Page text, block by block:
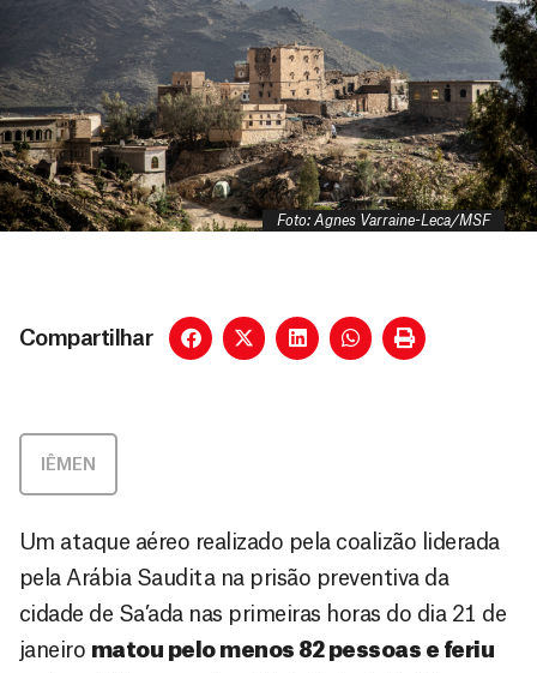
Foto: Agnes Varraine-Leca/MSF
Compartilhar
IÊMEN
Um ataque aéreo realizado pela coalizão liderada
pela Arábia Saudita na prisão preventiva da
cidade de Sa’ada nas primeiras horas do dia 21 de
janeiro matou pelo menos 82 pessoas e feriu